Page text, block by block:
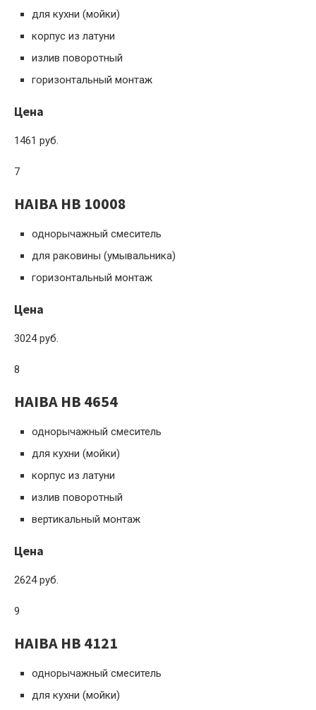
для кухни (мойки)
корпус из латуни
излив поворотный
горизонтальный монтаж
Цена
1461 руб.
7
HAIBA HB 10008
однорычажный смеситель
для раковины (умывальника)
горизонтальный монтаж
Цена
3024 руб.
8
HAIBA HB 4654
однорычажный смеситель
для кухни (мойки)
корпус из латуни
излив поворотный
вертикальный монтаж
Цена
2624 руб.
9
HAIBA HB 4121
однорычажный смеситель
для кухни (мойки)